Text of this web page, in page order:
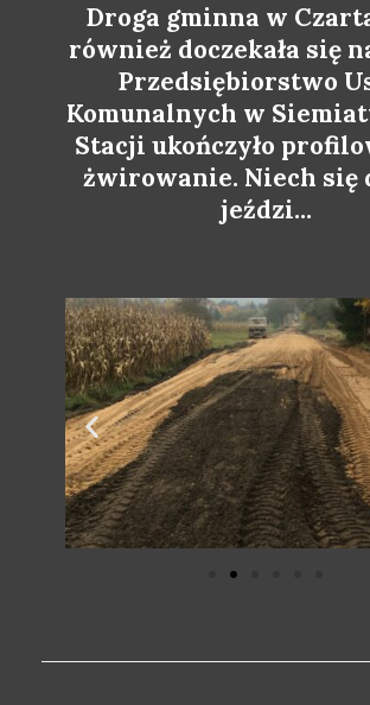
Droga gminna w
również doczekała się
Przedsiębiorstwo
Komunalnych w
Stacji ukończyło
żwirowanie. Niech się
jeździ...